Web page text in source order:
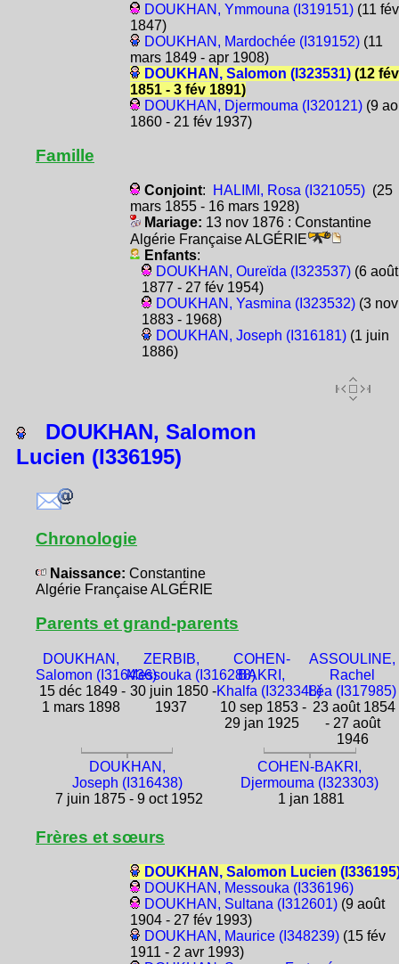
DOUKHAN, Ymmouna (I319151)(11 fév
1847)
DOUKHAN, Mardochée (I319152)(11
mars 1849 - apr 1908)
DOUKHAN, Salomon (I323531)(12 fév
1851 - 3 fév 1891)
DOUKHAN, Djermouma (I320121)(9
1860 - 21 fév 1937)
Famille
Conjoint: HALIMI, Rosa (I321055)(25
mars 1855 - 16 mars 1928)
Mariage: 13 nov 1876 : Constantine
Algérie Française ALGÉRIE
Enfants:
DOUKHAN, Oureïda (I323537)(6 août
1877 - 27 fév 1954)
DOUKHAN, Yasmina (I323532)(3 nov
1883 - 1968)
DOUKHAN, Joseph (I316181)(1 juin
1886)
DOUKHAN, Salomon
Lucien (I336195)
Chronologie
Naissance: Constantine
Algérie Française ALGÉRIE
Parents et grand-parents
DOUKHAN,
Salomon (I316436)
15 déc 1849 -
1 mars 1898
ZERBIB,
Messouka (I316288)
30 juin 1850 -
1937
COHEN-
BAKRI,
Khalfa (I323348)
10 sep 1853 -
29 jan 1925
ASSOULINE,
Rachel
Léa (I317985)
23 août 1854
- 27 août
1946
DOUKHAN,
Joseph (I316438)
7 juin 1875 - 9 oct 1952
COHEN-BAKRI,
Djermouma (I323303)
1 jan 1881
Frères et sœurs
DOUKHAN, Salomon Lucien
DOUKHAN, Messouka (I336196)
DOUKHAN, Sultana (I312601)(9 août
1904 - 27 fév 1993)
DOUKHAN, Maurice (I348239)(15 fév
1911 - 2 avr 1993)